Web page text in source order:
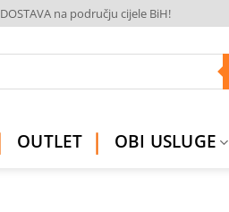
DOSTAVA na području cijele BiH!
OUTLET OBI USLUGE